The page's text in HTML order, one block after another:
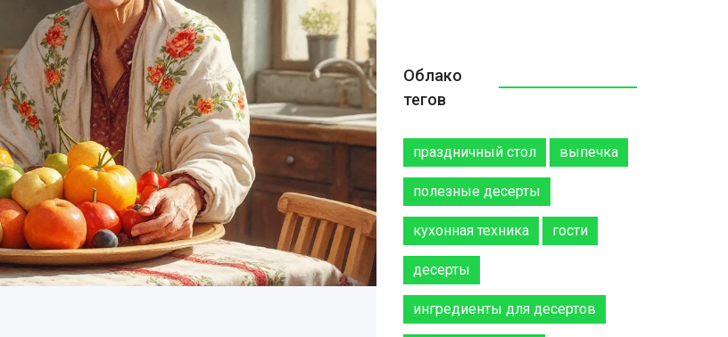
Облако
тегов
праздничный стол выпечка
полезные десерты
кухонная техника гости
десерты
ингредиенты для десертов